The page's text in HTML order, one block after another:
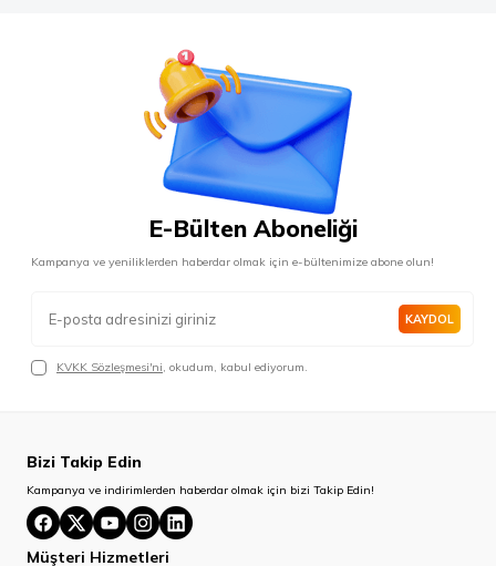
E-Bülten Aboneliği
Kampanya ve yeniliklerden haberdar olmak için e-bültenimize abone olun!
KAYDOL
KVKK Sözleşmesi'ni, okudum, kabul ediyorum.
Bizi Takip Edin
Kampanya ve indirimlerden haberdar olmak için bizi Takip Edin!
Müşteri Hizmetleri